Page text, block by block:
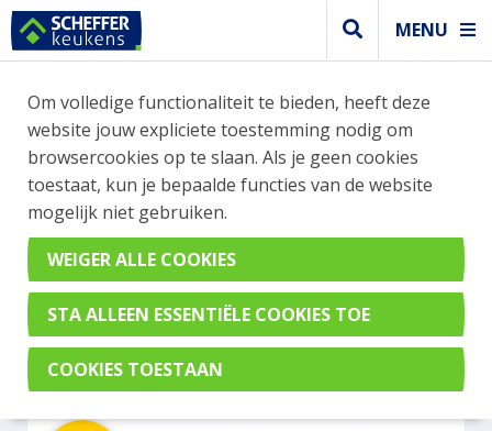
MENU
WEBSHOP BESTELLINGEN
Je kan tijdelijk geen bestelling plaatsen. Wil je je
vast oriënteren? Vergelijk eenvoudig apparaten
en merken met elkaar. Klik hier voor meer
informatie.
Steamer
MIELE DG7440OBSW
Om volledige functionaliteit te bieden, heeft deze
website jouw expliciete toestemming nodig om
browsercookies op te slaan. Als je geen cookies
toestaat, kun je bepaalde functies van de website
mogelijk niet gebruiken.